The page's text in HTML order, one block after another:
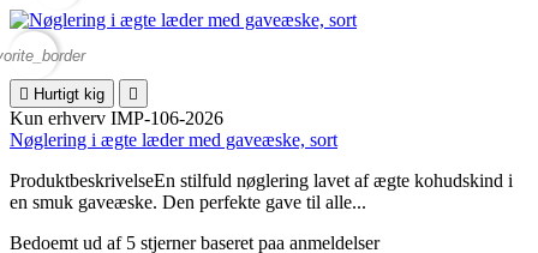
 Hurtigt kig 
Kun erhverv IMP-106-2026
Nøglering i ægte læder med gaveæske, sort
ProduktbeskrivelseEn stilfuld nøglering lavet af ægte kohudskind i
en smuk gaveæske. Den perfekte gave til alle...
Bedoemt ud af 5 stjerner baseret paa anmeldelser